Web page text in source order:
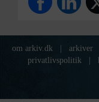
om arkiv.dk arkiver
privatlivspolitik